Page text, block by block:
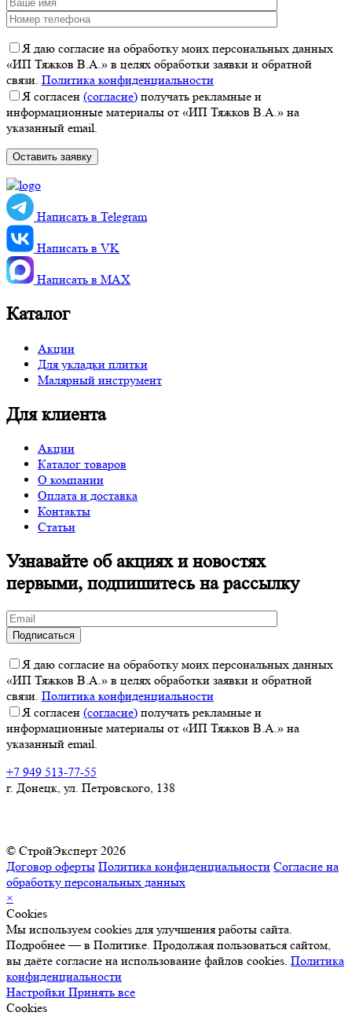
Я даю согласие на обработку моих персональных данных
«ИП Тяжков В.А.» в целях обработки заявки и обратной
связи. Политика конфиденциальности
Я согласен (согласие) получать рекламные и
информационные материалы от «ИП Тяжков В.А.» на
указанный email.
Написать в Telegram
Написать в VK
Написать в MАХ
Каталог
Акции
Для укладки плитки
Малярный инструмент
Для клиента
Акции
Каталог товаров
О компании
Оплата и доставка
Контакты
Статьи
Узнавайте об акциях и новостях
первыми, подпишитесь на рассылку
Я даю согласие на обработку моих персональных данных
«ИП Тяжков В.А.» в целях обработки заявки и обратной
связи. Политика конфиденциальности
Я согласен (согласие) получать рекламные и
информационные материалы от «ИП Тяжков В.А.» на
указанный email.
+7 949 513-77-55
г. Донецк, ул. Петровского, 138
© СтройЭксперт 2026
Договор оферты Политика конфиденциальности Согласие на
обработку персональных данных
×
Cookies
Мы используем cookies для улучшения работы сайта.
Подробнее — в Политике. Продолжая пользоваться сайтом,
вы даёте согласие на использование файлов cookies. Политика
конфиденциальности
Настройки Принять все
Cookies